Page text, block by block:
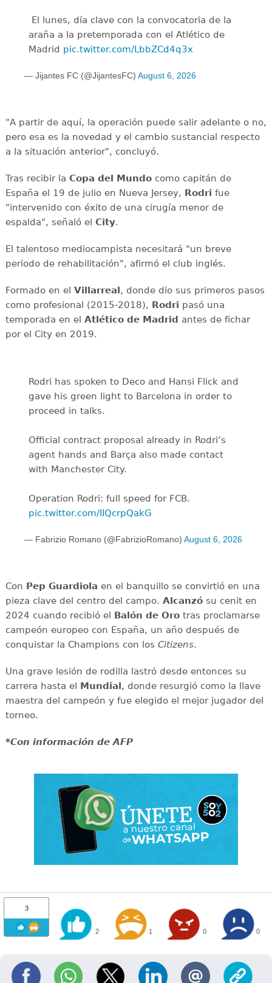
️ El lunes, día clave con la convocatoria de la
araña a la pretemporada con el Atlético de
Madrid pic.twitter.com/LbbZCd4q3x
— Jijantes FC (@JijantesFC) August 6, 2026
"A partir de aquí, la operación puede salir adelante o no,
pero esa es la novedad y el cambio sustancial respecto
a la situación anterior", concluyó.
Tras recibir la Copa del Mundocomo capitán de
España el 19 de julio en Nueva Jersey, Rodri fue
"intervenido con éxito de una cirugía menor de
espalda", señaló el City.
El talentoso mediocampista necesitará "un breve
periodo de rehabilitación", afirmó el club inglés.
Formado en el Villarreal , donde dio sus primeros pasos
como profesional (2015-2018), Rodri pasó una
temporada en el Atlético de Madrid antes de fichar
por el City en 2019.
Rodri has spoken to Deco and Hansi Flick and
gave his green light to Barcelona in order to
proceed in talks.
Official contract proposal already in Rodri’s
agent hands and Barça also made contact
with Manchester City.
Operation Rodri: full speed for FCB.
pic.twitter.com/IIQcrpQakG
— Fabrizio Romano (@FabrizioRomano) August 6, 2026
Con Pep Guardiola en el banquillo se convirtió en una
pieza clave del centro del campo. Alcanzósu cenit en
2024 cuando recibió el
Balón de Orotras proclamarse
campeón europeo con España, un año después de
conquistar la Champions con los Citizens.
Una grave lesión de rodilla lastró desde entonces su
carrera hasta el
Mundial , donde resurgió como la llave
maestra del campeón y fue elegido el mejor jugador del
torneo.
*Con información de AFP
3
2 1 0 0